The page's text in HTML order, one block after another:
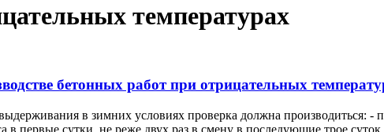
температурах
бетонных работ при отрицательных
в зимних условиях проверка должна производиться: -
первые сутки, не реже двух раз в смену в последующие трое суток